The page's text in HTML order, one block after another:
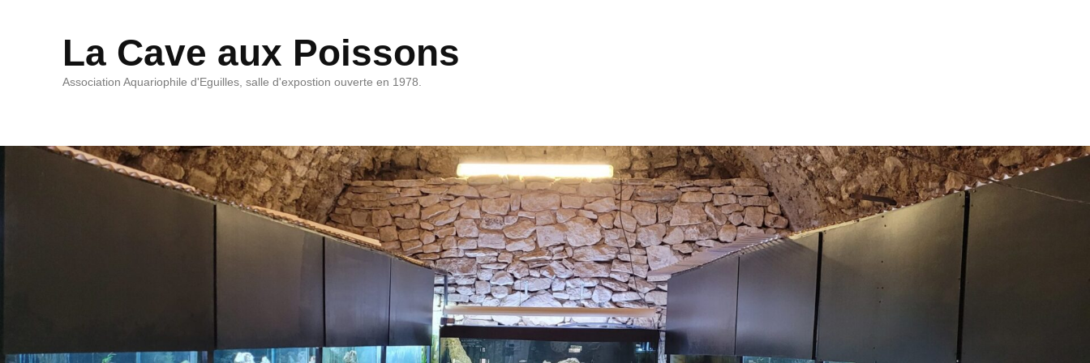
La Cave aux Poissons
Association Aquariophile d'Eguilles, salle d'expostion ouverte en 1978.